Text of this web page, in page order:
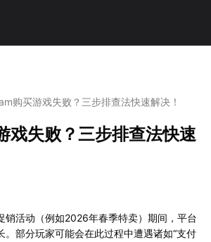
购买游戏失败？三步排查法快速解决！
戏失败？三步排查法快速
销活动（例如2026年春季特卖）期间，平台
。部分玩家可能会在此过程中遭遇诸如“支付